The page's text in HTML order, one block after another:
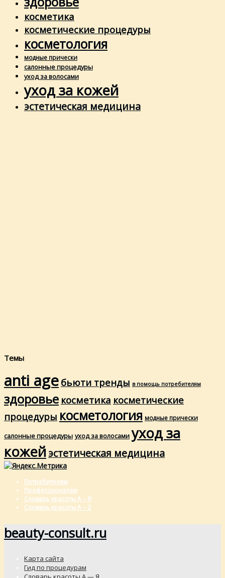
косметика
косметические процедуры
косметология
модные прически
салонные процедуры
уход за волосами
уход за кожей
эстетическая медицина
Темы
anti age бьюти тренды в помощь потребителям
здоровье косметика косметические
процедуры косметология модные прически
салонные процедуры уход за волосами уход за
кожейэстетическая медицина
Потребителям
Профессионалам
Словарь красоты А – Я
Словарь красоты A – Z
beauty-consult.ru
Карта сайта
Гид по процедурам